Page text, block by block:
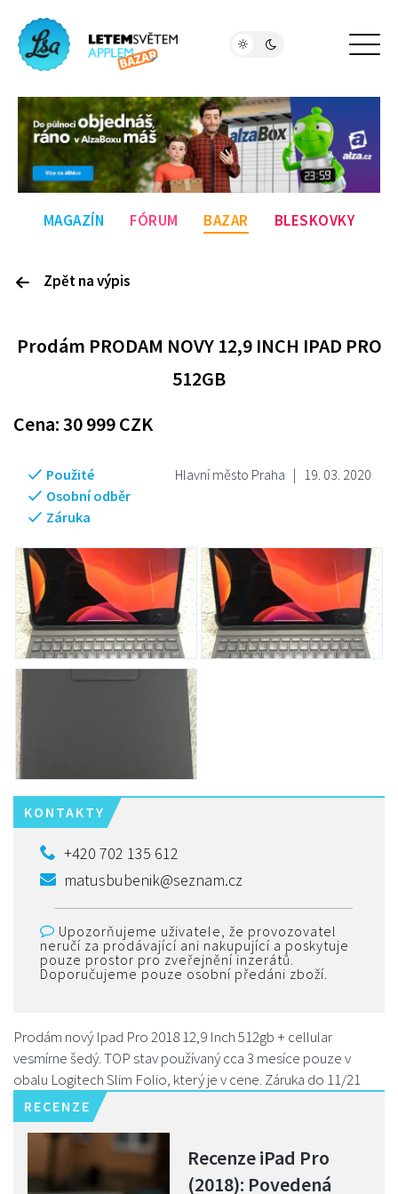
MAGAZÍN FÓRUM BAZAR BLESKOVKY
Zpět na výpis
Prodám PRODAM NOVY 12,9 INCH IPAD PRO
512GB
Cena:30 999CZK
Hlavní město Praha | 19. 03. 2020
Použité
Osobní odběr
Záruka
KONTAKTY
+420 702 135 612
matusbubenik@seznam.cz
Upozorňujeme uživatele, že provozovatel
neručí za prodávající ani nakupující a poskytuje
pouze prostor pro zveřejnění inzerátů.
Doporučujeme pouze osobní předáni zboží.
Prodám nový Ipad Pro 2018 12,9 Inch 512gb + cellular
vesmírne šedý. TOP stav používaný cca 3 mesíce pouze v
obalu Logitech Slim Folio, který je v cene. Záruka do 11/21
RECENZE
Recenze iPad Pro
(2018): Povedená